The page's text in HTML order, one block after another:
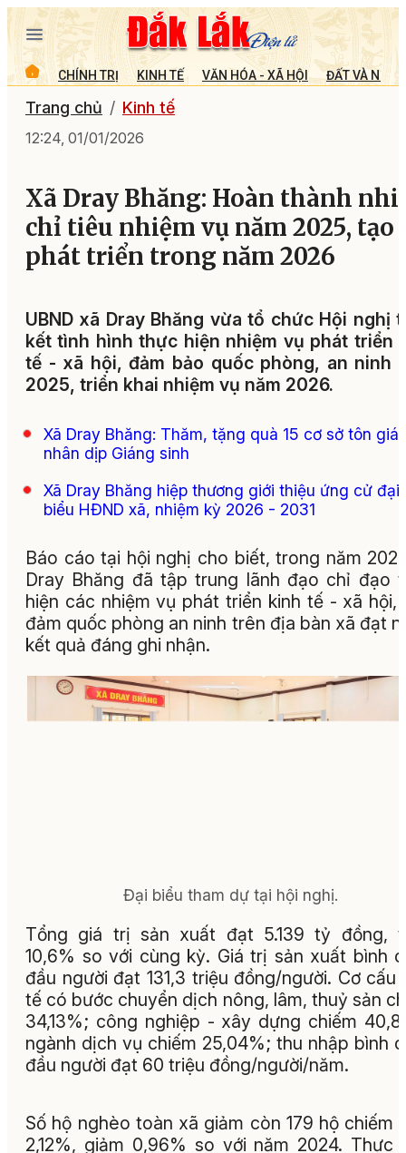
CHÍNH TRỊ KINH TẾ VĂN HÓA - XÃ HỘI ĐẤT VÀ
Trang chủ Kinh tế
12:24, 01/01/2026
Xã Dray Bhăng: Hoàn thành
chỉ tiêu nhiệm vụ năm 2025, tạo
phát triển trong năm 2026
UBND xã Dray Bhăng vừa tổ chức Hội nghị
kết tình hình thực hiện nhiệm vụ phát triển
tế - xã hội, đảm bảo quốc phòng, an ninh
2025, triển khai nhiệm vụ năm 2026.
Xã Dray Bhăng: Thăm, tặng quà 15 cơ sở tôn
nhân dịp Giáng sinh
Xã Dray Bhăng hiệp thương giới thiệu ứng cử đại
biểu HĐND xã, nhiệm kỳ 2026 - 2031
Báo cáo tại hội nghị cho biết, trong năm
Dray Bhăng đã tập trung lãnh đạo chỉ đạo
hiện các nhiệm vụ phát triển kinh tế - xã hội,
đảm quốc phòng an ninh trên địa bàn xã đạt
kết quả đáng ghi nhận.
Đại biểu tham dự tại hội nghị.
Tổng giá trị sản xuất đạt 5.139 tỷ đồng,
10,6% so với cùng kỳ. Giá trị sản xuất bình
đầu người đạt 131,3 triệu đồng/người. Cơ cấu
tế có bước chuyển dịch nông, lâm, thuỷ sản
34,13%; công nghiệp - xây dựng chiếm
ngành dịch vụ chiếm 25,04%; thu nhập bình
đầu người đạt 60 triệu đồng/người/năm.
Số hộ nghèo toàn xã giảm còn 179 hộ chiếm
2,12%, giảm 0,96% so với năm 2024. Thực